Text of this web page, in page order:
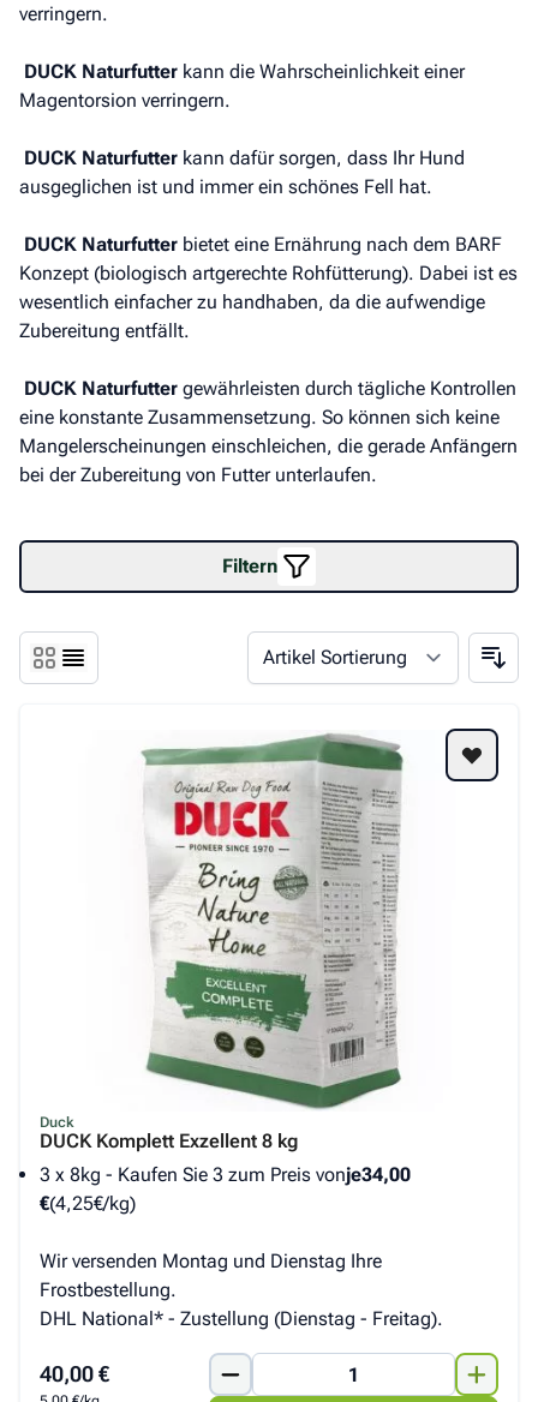
verringern.
DUCK Naturfutter kann die Wahrscheinlichkeit einer
Magentorsion verringern.
DUCK Naturfutter kann dafür sorgen, dass Ihr Hund
ausgeglichen ist und immer ein schönes Fell hat.
DUCK Naturfutter bietet eine Ernährung nach dem BARF
Konzept (biologisch artgerechte Rohfütterung). Dabei ist es
wesentlich einfacher zu handhaben, da die aufwendige
Zubereitung entfällt.
DUCK Naturfutter gewährleisten durch tägliche Kontrollen
eine konstante Zusammensetzung. So können sich keine
Mangelerscheinungen einschleichen, die gerade Anfängern
bei der Zubereitung von Futter unterlaufen.
Filtern
Duck
DUCK Komplett Exzellent 8 kg
3 x 8kg - Kaufen Sie 3 zum Preis vonje34,00
€(4,25€/kg)
Wir versenden Montag und Dienstag Ihre
Frostbestellung.
DHL National* - Zustellung (Dienstag - Freitag).
40,00 €